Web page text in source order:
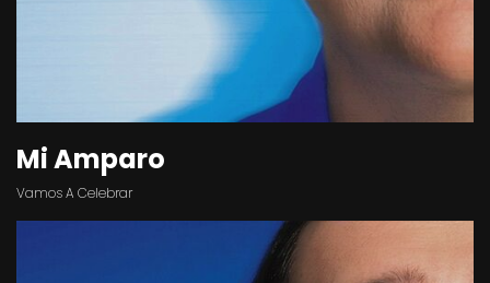
Mi Amparo
Vamos A Celebrar